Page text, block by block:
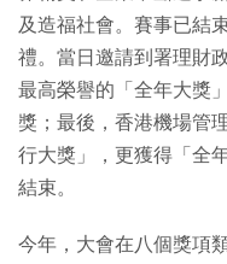
及造福社會。賽事已結
禮。當日邀請到署理財
最高榮譽的「全年大獎
獎；最後，香港機場管
行大獎」，更獲得「全
結束。
今年，大會在八個獎項